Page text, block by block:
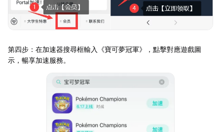
第四步：在加速器搜尋框輸入《寶可夢冠軍》，點擊對應遊戲圖
示，暢享加速服務。